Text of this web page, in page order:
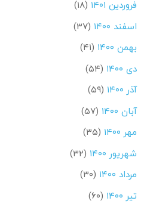
فروردین ۱۴۰۱
(۱۸)
اسفند ۱۴۰۰
(۳۷)
بهمن ۱۴۰۰
(۴۱)
دی ۱۴۰۰
(۵۴)
آذر ۱۴۰۰
(۵۹)
آبان ۱۴۰۰
(۵۷)
مهر ۱۴۰۰
(۳۵)
شهریور ۱۴۰۰
(۳۲)
مرداد ۱۴۰۰
(۳۰)
تیر ۱۴۰۰
(۶۰)